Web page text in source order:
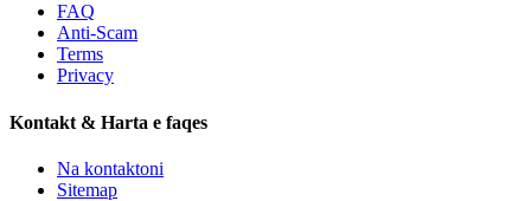
FAQ
Anti-Scam
Terms
Privacy
Kontakt & Harta e faqes
Na kontaktoni
Sitemap